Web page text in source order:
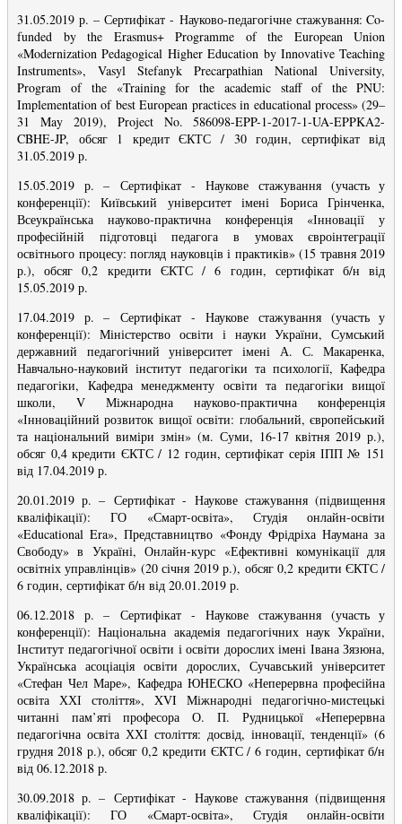
31.05.2019 р. –Сертифікат - Науково-педагогічне стажування: Co-
funded by the Erasmus+ Programme of the European Union
«Modernization Pedagogical Higher Education by Innovative Teaching
Instruments», Vasyl Stefanyk Precarpathian National University,
Program of the «Training for the academic staff of the PNU:
Implementation of best European practices in educational process» (29–
31 May 2019), Project No. 586098-EPP-1-2017-1-UA-EPPKA2-
CBHE-JP, обсяг 1 кредит ЄКТС / 30 годин, сертифікат від
31.05.2019 р.
15.05.2019 р.– Сертифікат -Наукове стажування (участь у
конференції): Київський університет імені Бориса Грінченка,
Всеукраїнська науково-практична конференція «Інновації у
професійній підготовці педагога в умовах євроінтеграції
освітнього процесу: погляд науковців і практиків» (15 травня 2019
р.), обсяг 0,2 кредити ЄКТС / 6 годин, сертифікат б/н від
15.05.2019 р.
17.04.2019 р.– Сертифікат -Наукове стажування (участь у
конференції): Міністерство освіти і науки України, Сумський
державний педагогічний університет імені А. С. Макаренка,
Навчально-науковий інститут педагогіки та психології, Кафедра
педагогіки, Кафедра менеджменту освіти та педагогіки вищої
школи, V Міжнародна науково-практична конференція
«Інноваційний розвиток вищої освіти: глобальний, європейський
та національний виміри змін» (м. Суми, 16-17 квітня 2019 р.),
обсяг 0,4 кредити ЄКТС / 12 годин, сертифікат серія ІПП № 151
від 17.04.2019 р.
20.01.2019 р.– Сертифікат -Наукове стажування (підвищення
кваліфікації): ГО «Смарт-освіта», Студія онлайн-освіти
«Educational Era», Представництво «Фонду Фрідріха Наумана за
Свободу» в Україні, Онлайн-курс «Ефективні комунікації для
освітніх управлінців» (20 січня 2019 р.), обсяг 0,2 кредити ЄКТС /
6 годин, сертифікат б/н від 20.01.2019 р.
06.12.2018 р.– Сертифікат -Наукове стажування (участь у
конференції): Національна академія педагогічних наук України,
Інститут педагогічної освіти і освіти дорослих імені Івана Зязюна,
Українська асоціація освіти дорослих, Сучавський університет
«Стефан Чел Маре», Кафедра ЮНЕСКО «Неперервна професійна
освіта ХХІ століття», XVI Міжнародні педагогічно-мистецькі
читанні пам’яті професора О. П. Рудницької «Неперервна
педагогічна освіта ХХІ століття: досвід, інновації, тенденції» (6
грудня 2018 р.), обсяг 0,2 кредити ЄКТС / 6 годин, сертифікат б/н
від 06.12.2018 р.
30.09.2018 р.– Сертифікат -Наукове стажування (підвищення
кваліфікації): ГО «Смарт-освіта», Студія онлайн-освіти